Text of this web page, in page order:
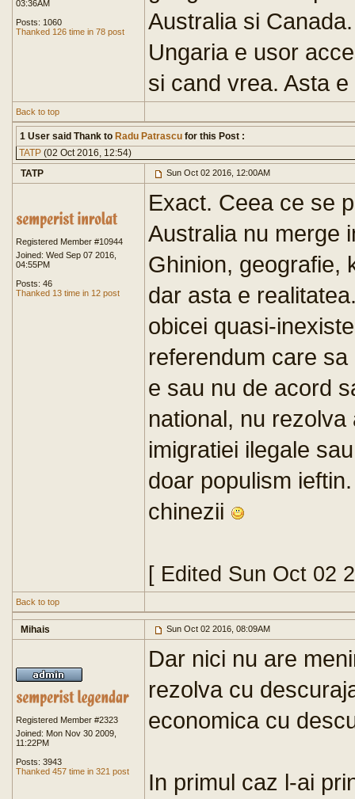
03:36AM
Posts: 1060
Thanked 126 time in 78 post
Australia si
Ungaria e usor
si cand vrea. Asta
Back to top
1 User said Thank to Radu Patrascu for this Post :
TATP (02 Oct 2016, 12:54)
TATP
Sun Oct 02 2016, 12:00AM
Registered Member #10944
Joined: Wed Sep 07 2016,
04:55PM
Posts: 46
Thanked 13 time in 12 post
Exact. Ceea ce se
Australia nu merge
Ghinion, geografie,
dar asta e
obicei quasi-
referendum care
e sau nu de acord
national, nu
imigratiei ilegale
doar populism
chinezii
[ Edited Sun Oct 02
Back to top
Mihais Sun Oct 02 2016, 08:09AM
Registered Member #2323
Joined: Mon Nov 30 2009,
11:22PM
Posts: 3943
Thanked 457 time in 321 post
Dar nici nu are
rezolva cu
economica cu
In primul caz l-ai